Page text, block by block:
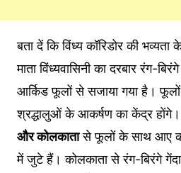
बता दें कि विंध्य कॉरिडोर की भव्यता
माता विंध्यवासिनी का दरबार रंग-
आर्किड फूलों से सजाया गया है।
श्रद्धालुओं के आकर्षण का केंद्र होंगे।
और कोलकातासे फूलों के साथ आए
में जुटे हैं। कोलकाता से रंग-बिरंगे